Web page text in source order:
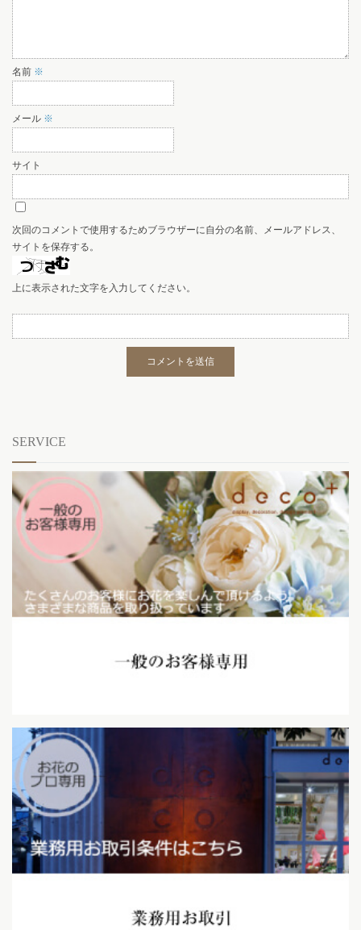
名前 ※
メール ※
サイト
次回のコメントで使用するためブラウザーに自分の名前、メールアドレス、
サイトを保存する。
上に表示された文字を入力してください。
SERVICE